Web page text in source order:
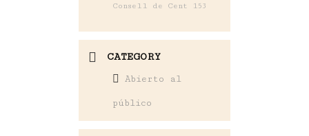
Consell de Cent 153
CATEGORY
Abierto al
público